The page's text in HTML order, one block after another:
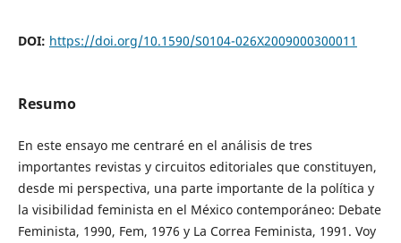
DOI: https://doi.org/10.1590/S0104-026X2009000300011
Resumo
En este ensayo me centraré en el análisis de tres
importantes revistas y circuitos editoriales que constituyen,
desde mi perspectiva, una parte importante de la política y
la visibilidad feminista en el México contemporáneo: Debate
Feminista, 1990, Fem, 1976 y La Correa Feminista, 1991. Voy